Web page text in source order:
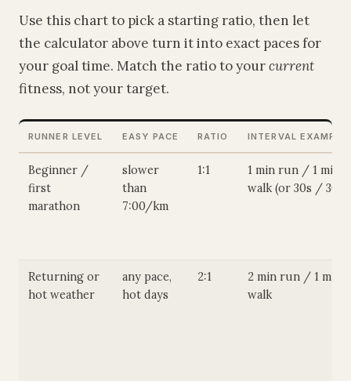
Use this chart to pick a starting ratio, then let
the calculator above turn it into exact paces for
your goal time. Match the ratio to yourcurrent
fitness, not your target.
RUNNER LEVEL EASY PACE RATIO INTERVAL EXAMPLE
Beginner /
first
marathon
slower
than
7:00/km
1:1
1 min run / 1 min
walk (or 30s / 30s)
Returning or
hot weather
any pace,
hot days
2:1
2 min run / 1 min
walk